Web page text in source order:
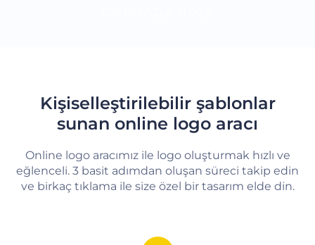
Kişiselleştirilebilir şablonlar
sunan online logo aracı
Online logo aracımız ile logo oluşturmak hızlı ve
eğlenceli. 3 basit adımdan oluşan süreci takip edin
ve birkaç tıklama ile size özel bir tasarım elde din.